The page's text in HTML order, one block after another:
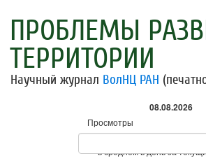
ПРОБЛЕМЫ
ТЕРРИТОРИИ
Научный журнал ВолНЦ РАН
08.08.2026
Просмотры
Посетители
* - в среднем в день за